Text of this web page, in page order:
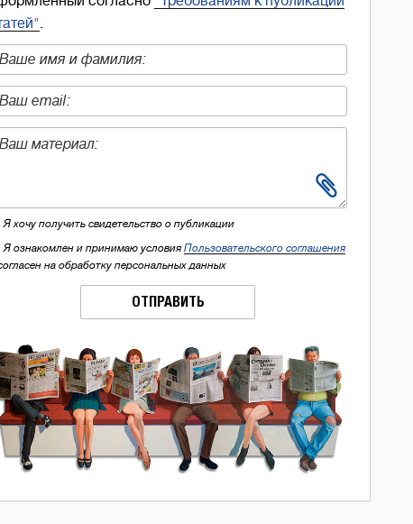
.
Я хочу получить свидетельство о публикации
Я ознакомлен и принимаю условия Пользовательского соглашения
на обработку персональных данных
ОТПРАВИТЬ